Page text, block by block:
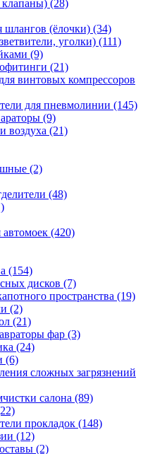
(28)
шлангов (ёлочки) (34)
уголки) (111)
(9)
(21)
винтовых компрессоров
для пневмолинии (145)
(9)
воздуха (21)
(2)
(48)
автомоек (420)
(154)
дисков (7)
пространства (19)
(2)
(21)
фар (3)
(24)
(6)
сложных загрязнений
салона (89)
прокладок (148)
(12)
(2)